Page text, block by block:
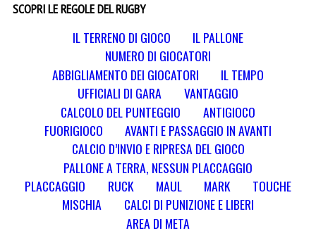
SCOPRI LE REGOLE DEL RUGBY
IL TERRENO DI GIOCO
IL PALLONE
NUMERO DI GIOCATORI
ABBIGLIAMENTO DEI GIOCATORI
IL TEMPO
UFFICIALI DI GARA
VANTAGGIO
CALCOLO DEL PUNTEGGIO
ANTIGIOCO
FUORIGIOCO
AVANTI E PASSAGGIO IN AVANTI
CALCIO D’INVIO E RIPRESA DEL GIOCO
PALLONE A TERRA, NESSUN PLACCAGGIO
PLACCAGGIO
RUCK MAUL MARK
TOUCHE
MISCHIA
CALCI DI PUNIZIONE E LIBERI
AREA DI META